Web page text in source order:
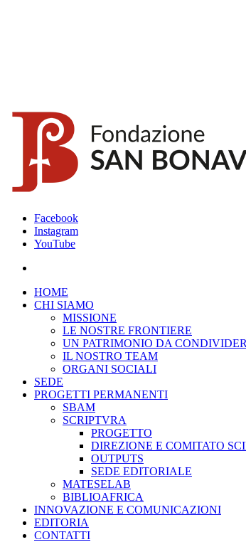
Facebook
Instagram
YouTube
HOME
CHI SIAMO
MISSIONE
LE NOSTRE FRONTIERE
UN PATRIMONIO DA
IL NOSTRO TEAM
ORGANI SOCIALI
SEDE
PROGETTI PERMANENTI
SBAM
SCRIPTVRA
PROGETTO
DIREZIONE E COMITATO
OUTPUTS
SEDE EDITORIALE
MATESELAB
BIBLIOAFRICA
INNOVAZIONE E COMUNICAZIONI
EDITORIA
CONTATTI